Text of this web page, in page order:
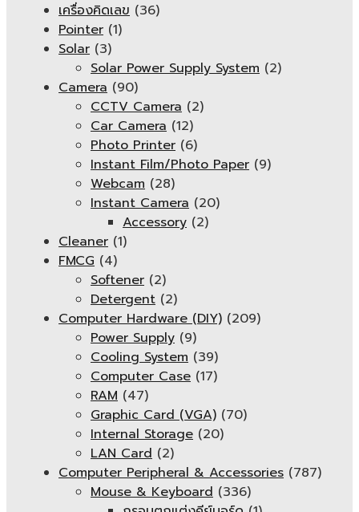
เครื่องคิดเลข (36)
Pointer (1)
Solar (3)
Solar Power Supply System (2)
Camera (90)
CCTV Camera (2)
Car Camera (12)
Photo Printer (6)
Instant Film/Photo Paper (9)
Webcam (28)
Instant Camera (20)
Accessory (2)
Cleaner (1)
FMCG (4)
Softener (2)
Detergent (2)
Computer Hardware (DIY) (209)
Power Supply (9)
Cooling System (39)
Computer Case (17)
RAM (47)
Graphic Card (VGA) (70)
Internal Storage (20)
LAN Card (2)
Computer Peripheral & Accessories (787)
Mouse & Keyboard (336)